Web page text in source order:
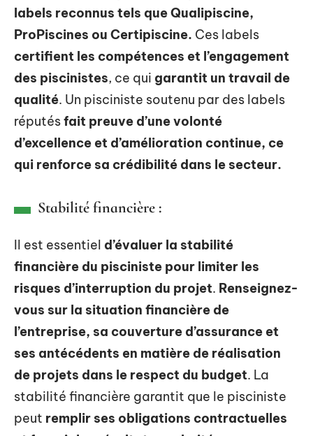
labels reconnus tels que Qualipiscine,
ProPiscines ou Certipiscine. Ces labels
certifient les compétences et l’engagement
des piscinistes, ce qui garantit un travail de
qualité. Un pisciniste soutenu par des labels
réputésfait preuve d’une volonté
d’excellence et d’amélioration continue, ce
qui renforce sa crédibilité dans le secteur.
Stabilité financière :
Il est essentiel d’évaluer la stabilité
financière du pisciniste pour limiter les
risques d’interruption du projet. Renseignez-
vous sur la situation financière de
l’entreprise, sa couverture d’assurance et
ses antécédents en matière de réalisation
de projets dans le respect du budget. La
stabilité financière garantit que le pisciniste
peut remplir ses obligations contractuelles